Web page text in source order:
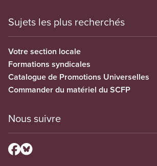
Sujets les plus recherchés
Votre section locale
Formations syndicales
Catalogue de Promotions Universelles
Commander du matériel du SCFP
Nous suivre